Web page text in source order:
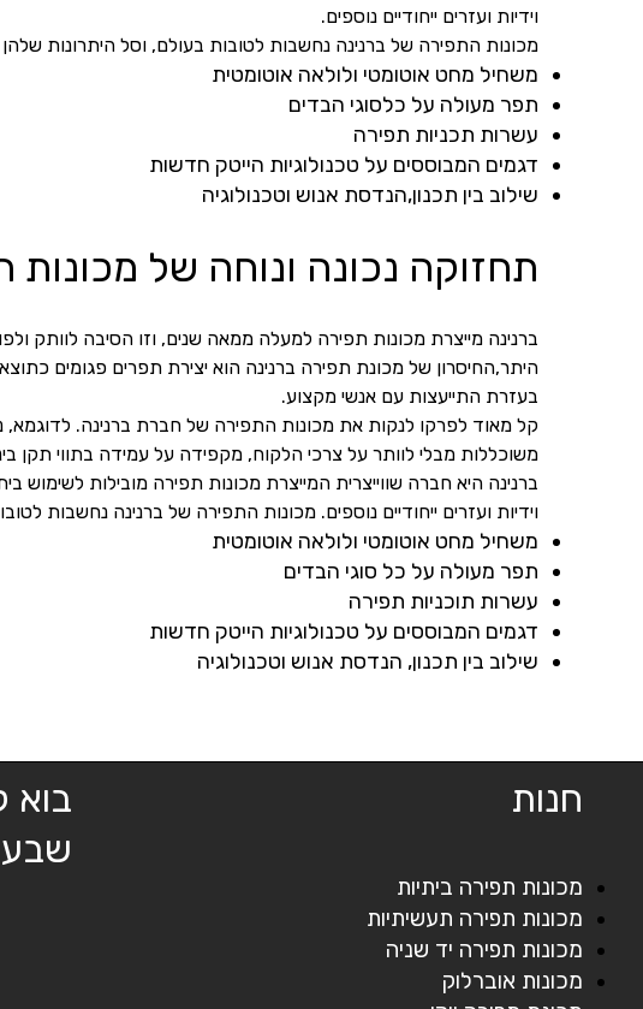
וידיות ועזרים ייחודיים נוספים.
מכונות התפירה של ברנינה נחשבות לטובות בעולם, וסל היתרונות
משחיל מחט אוטומטי ולולאה אוטומטית
תפר מעולה על כלסוגי הבדים
עשרות תכניות תפירה
דגמים המבוססים על טכנולוגיות הייטק חדשות
שילוב בין תכנון,הנדסת אנוש וטכנולוגיה
תחזוקה נכונה ונוחה של מכונות
ברנינה מייצרת מכונות תפירה למעלה ממאה שנים, וזו הסיבה לוותק
היתר,החיסרון של מכונת תפירה ברנינה הוא יצירת תפרים פגומים
בעזרת התייעצות עם אנשי מקצוע.
קל מאוד לפרקו לנקות את מכונות התפירה של חברת ברנינה. לדוגמא,
משוכללות מבלי לוותר על צרכי הלקוח, מקפידה על עמידה בתווי תקן
ברנינה היא חברה שווייצרית המייצרת מכונות תפירה מובילות לשימוש
וידיות ועזרים ייחודיים נוספים. מכונות התפירה של ברנינה נחשבות
משחיל מחט אוטומטי ולולאה אוטומטית
תפר מעולה על כל סוגי הבדים
עשרות תוכניות תפירה
דגמים המבוססים על טכנולוגיות הייטק חדשות
שילוב בין תכנון, הנדסת אנוש וטכנולוגיה
חנות
מכונות תפירה ביתיות
מכונות תפירה תעשיתיות
מכונות תפירה יד שניה
מכונות אוברלוק
שבע